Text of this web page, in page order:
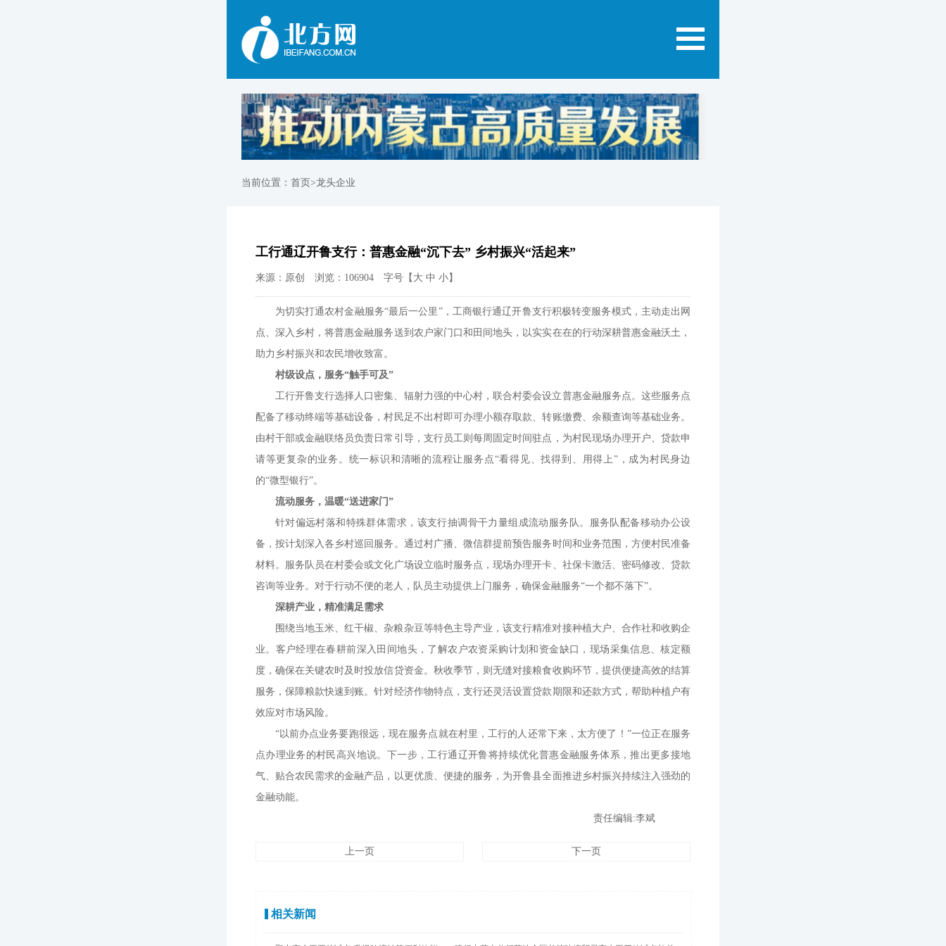
当前位置： 首页 >龙头企业
工行通辽开鲁支行：普惠金融“沉下去” 乡村振兴“活起来”
来源：原创 浏览：106904 字号【 大 中 小】
为切实打通农村金融服务“最后一公里”，工商银行通辽开鲁支行积极转变服务模式，主动走出网
点、深入乡村，将普惠金融服务送到农户家门口和田间地头，以实实在在的行动深耕普惠金融沃土，
助力乡村振兴和农民增收致富。
村级设点，服务“触手可及”
工行开鲁支行选择人口密集、辐射力强的中心村，联合村委会设立普惠金融服务点。这些服务点
配备了移动终端等基础设备，村民足不出村即可办理小额存取款、转账缴费、余额查询等基础业务。
由村干部或金融联络员负责日常引导，支行员工则每周固定时间驻点，为村民现场办理开户、贷款申
请等更复杂的业务。统一标识和清晰的流程让服务点“看得见、找得到、用得上”，成为村民身边
的“微型银行”。
流动服务，温暖“送进家门”
针对偏远村落和特殊群体需求，该支行抽调骨干力量组成流动服务队。服务队配备移动办公设
备，按计划深入各乡村巡回服务。通过村广播、微信群提前预告服务时间和业务范围，方便村民准备
材料。服务队员在村委会或文化广场设立临时服务点，现场办理开卡、社保卡激活、密码修改、贷款
咨询等业务。对于行动不便的老人，队员主动提供上门服务，确保金融服务“一个都不落下”。
深耕产业，精准满足需求
围绕当地玉米、红干椒、杂粮杂豆等特色主导产业，该支行精准对接种植大户、合作社和收购企
业。客户经理在春耕前深入田间地头，了解农户农资采购计划和资金缺口，现场采集信息、核定额
度，确保在关键农时及时投放信贷资金。秋收季节，则无缝对接粮食收购环节，提供便捷高效的结算
服务，保障粮款快速到账。针对经济作物特点，支行还灵活设置贷款期限和还款方式，帮助种植户有
效应对市场风险。
“以前办点业务要跑很远，现在服务点就在村里，工行的人还常下来，太方便了！”一位正在服务
点办理业务的村民高兴地说。下一步，工行通辽开鲁将持续优化普惠金融服务体系，推出更多接地
气、贴合农民需求的金融产品，以更优质、便捷的服务，为开鲁县全面推进乡村振兴持续注入强劲的
金融动能。
责任编辑:李斌
上一页 下一页
相关新闻